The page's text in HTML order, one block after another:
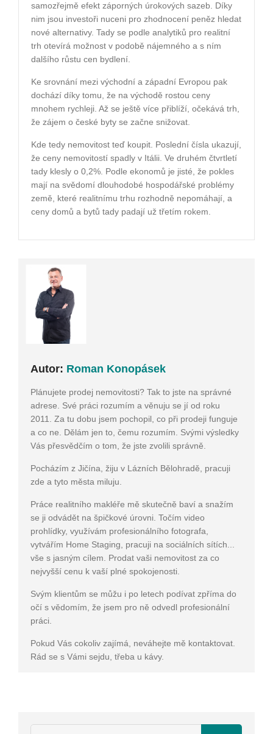
samozřejmě efekt záporných úrokových sazeb. Díky
nim jsou investoři nuceni pro zhodnocení peněz hledat
nové alternativy. Tady se podle analytiků pro realitní
trh otevírá možnost v podobě nájemného a s ním
dalšího růstu cen bydlení.
Ke srovnání mezi východní a západní Evropou pak
dochází díky tomu, že na východě rostou ceny
mnohem rychleji. Až se ještě více přiblíží, očekává trh,
že zájem o české byty se začne snižovat.
Kde tedy nemovitost teď koupit. Poslední čísla ukazují,
že ceny nemovitostí spadly v Itálii. Ve druhém čtvrtletí
tady klesly o 0,2%. Podle ekonomů je jisté, že pokles
mají na svědomí dlouhodobé hospodářské problémy
země, které realitnímu trhu rozhodně nepomáhají, a
ceny domů a bytů tady padají už třetím rokem.
Autor: Roman Konopásek
Plánujete prodej nemovitosti? Tak to jste na správné
adrese. Své práci rozumím a věnuju se jí od roku
2011. Za tu dobu jsem pochopil, co při prodeji funguje
a co ne. Dělám jen to, čemu rozumím. Svými výsledky
Vás přesvědčím o tom, že jste zvolili správně.
Pocházím z Jičína, žiju v Lázních Bělohradě, pracuji
zde a tyto města miluju.
Práce realitního makléře mě skutečně baví a snažím
se ji odvádět na špičkové úrovni. Točím video
prohlídky, využívám profesionálního fotografa,
vytvářím Home Staging, pracuji na sociálních sítích...
vše s jasným cílem. Prodat vaši nemovitost za co
nejvyšší cenu k vaší plné spokojenosti.
Svým klientům se můžu i po letech podívat zpříma do
očí s vědomím, že jsem pro ně odvedl profesionální
práci.
Pokud Vás cokoliv zajímá, neváhejte mě kontaktovat.
Rád se s Vámi sejdu, třeba u kávy.